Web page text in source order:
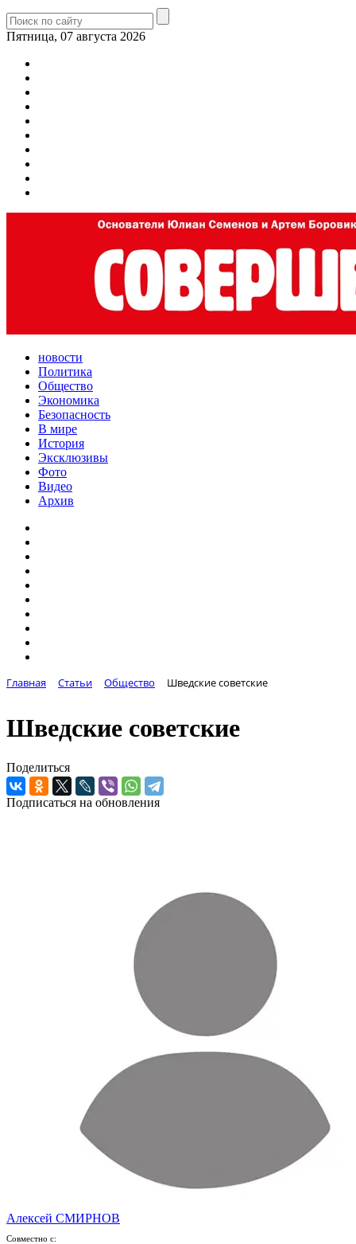
Пятница, 07 августа 2026
новости
Политика
Общество
Экономика
Безопасность
В мире
История
Эксклюзивы
Фото
Видео
Архив
Главная Статьи Общество Шведские советские
Шведские советские
Поделиться
Подписаться на обновления
Алексей СМИРНОВ
Совместно с: